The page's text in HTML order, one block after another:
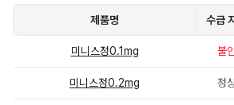
제품명 수급
미니스정0.1mg 불
미니스정0.2mg 정